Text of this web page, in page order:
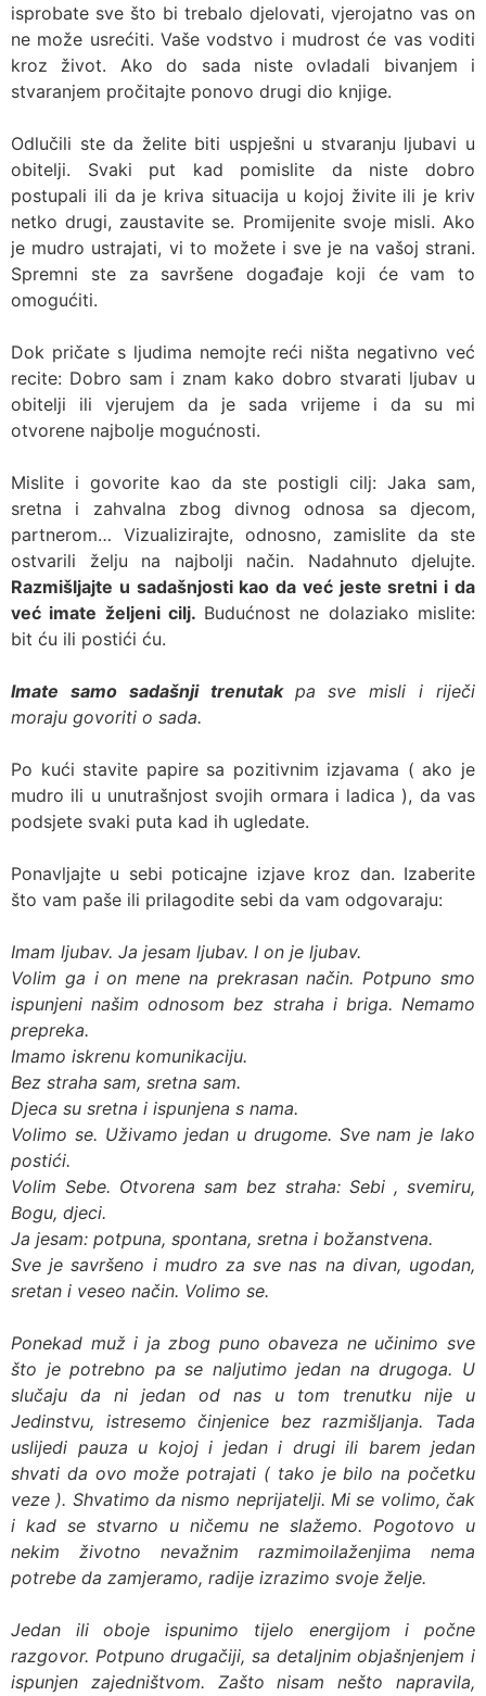
isprobate sve što bi trebalo djelovati, vjerojatno vas on
ne može usrećiti. Vaše vodstvo i mudrost će vas voditi
kroz život. Ako do sada niste ovladali bivanjem i
stvaranjem pročitajte ponovo drugi dio knjige.
Odlučili ste da želite biti uspješni u stvaranju ljubavi u
obitelji. Svaki put kad pomislite da niste dobro
postupali ili da je kriva situacija u kojoj živite ili je kriv
netko drugi, zaustavite se. Promijenite svoje misli. Ako
je mudro ustrajati, vi to možete i sve je na vašoj strani.
Spremni ste za savršene događaje koji će vam to
omogućiti.
Dok pričate s ljudima nemojte reći ništa negativno već
recite: Dobro sam i znam kako dobro stvarati ljubav u
obitelji ili vjerujem da je sada vrijeme i da su mi
otvorene najbolje mogućnosti.
Mislite i govorite kao da ste postigli cilj: Jaka sam,
sretna i zahvalna zbog divnog odnosa sa djecom,
partnerom… Vizualizirajte, odnosno, zamislite da ste
ostvarili želju na najbolji način. Nadahnuto djelujte.
Razmišljajte u sadašnjosti kao da već jeste sretni i da
već imate željeni cilj. Budućnost ne dolaziako mislite:
bit ću ili postići ću.
Imate samo sadašnji trenutak pa sve misli i riječi
moraju govoriti o sada.
Po kući stavite papire sa pozitivnim izjavama ( ako je
mudro ili u unutrašnjost svojih ormara i ladica ), da vas
podsjete svaki puta kad ih ugledate.
Ponavljajte u sebi poticajne izjave kroz dan. Izaberite
što vam paše ili prilagodite sebi da vam odgovaraju:
Imam ljubav. Ja jesam ljubav. I on je ljubav.
Volim ga i on mene na prekrasan način. Potpuno smo
ispunjeni našim odnosom bez straha i briga. Nemamo
prepreka.
Imamo iskrenu komunikaciju.
Bez straha sam, sretna sam.
Djeca su sretna i ispunjena s nama.
Volimo se. Uživamo jedan u drugome. Sve nam je lako
postići.
Volim Sebe. Otvorena sam bez straha: Sebi , svemiru,
Bogu, djeci.
Ja jesam: potpuna, spontana, sretna i božanstvena.
Sve je savršeno i mudro za sve nas na divan, ugodan,
sretan i veseo način. Volimo se.
Ponekad muž i ja zbog puno obaveza ne učinimo sve
što je potrebno pa se naljutimo jedan na drugoga. U
slučaju da ni jedan od nas u tom trenutku nije u
Jedinstvu, istresemo činjenice bez razmišljanja. Tada
uslijedi pauza u kojoj i jedan i drugi ili barem jedan
shvati da ovo može potrajati ( tako je bilo na početku
veze ). Shvatimo da nismo neprijatelji. Mi se volimo, čak
i kad se stvarno u ničemu ne slažemo. Pogotovo u
nekim životno nevažnim razmimoilaženjima nema
potrebe da zamjeramo, radije izrazimo svoje želje.
Jedan ili oboje ispunimo tijelo energijom i počne
razgovor. Potpuno drugačiji, sa detaljnim objašnjenjem i
ispunjen zajedništvom. Zašto nisam nešto napravila,